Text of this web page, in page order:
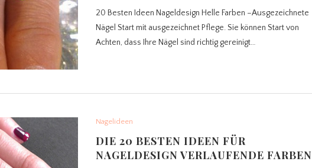
20 Besten Ideen Nageldesign Helle Farben –Ausgezeichnete
Nägel Start mit ausgezeichnet Pflege. Sie können Start von
Achten, dass Ihre Nägel sind richtig gereinigt…
Nagelideen
DIE 20 BESTEN IDEEN FÜR
NAGELDESIGN VERLAUFENDE FARBEN